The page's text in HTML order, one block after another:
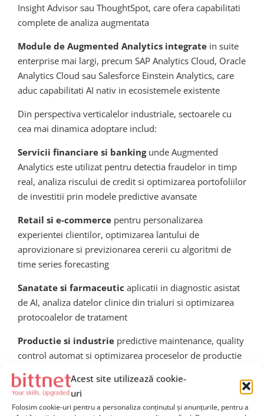
Acest site utilizează cookie-
uri
Folosim cookie-uri pentru a personaliza conținutul și anunțurile, pentru a
Insight Advisor sau ThoughtSpot, care ofera capabilitati
complete de analiza augmentata
Module de Augmented Analytics integrate in suite
enterprise mai largi, precum SAP Analytics Cloud, Oracle
Analytics Cloud sau Salesforce Einstein Analytics, care
aduc capabilitati AI nativ in ecosistemele existente
Din perspectiva verticalelor industriale, sectoarele cu
cea mai dinamica adoptare includ:
Servicii financiare si bankingunde Augmented
Analytics este utilizat pentru detectia fraudelor in timp
real, analiza riscului de credit si optimizarea portofoliilor
de investitii prin modele predictive avansate
Retail si e-commerce pentru personalizarea
experientei clientilor, optimizarea lantului de
aprovizionare si previzionarea cererii cu algoritmi de
time series forecasting
Sanatate si farmaceutic aplicatii in diagnostic asistat
de AI, analiza datelor clinice din trialuri si optimizarea
protocoalelor de tratament
Productie si industrie predictive maintenance, quality
control automat si optimizarea proceselor de productie
prin analiza datelor IoT
Telecomunicatii
analiza churn-ului, optimizarea retelei
si personalizarea ofertelor comerciale